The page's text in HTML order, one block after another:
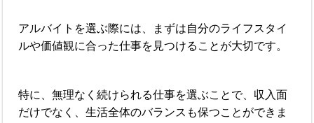
アルバイトを選ぶ際には、まずは自分のライフスタイ
ルや価値観に合った仕事を見つけることが大切です。
特に、無理なく続けられる仕事を選ぶことで、収入面
だけでなく、生活全体のバランスも保つことができま